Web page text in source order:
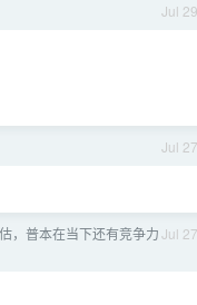
Jul 29
Jul 27
Jul 27
，普本在当下还有竞争力